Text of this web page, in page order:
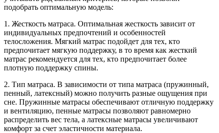
подобрать оптимальную модель:
1. Жесткость матраса. Оптимальная жесткость зависит от
индивидуальных предпочтений и особенностей
телосложения. Мягкий матрас подойдет для тех, кто
предпочитает мягкую поддержку, в то время как жесткий
матрас рекомендуется для тех, кто предпочитает более
плотную поддержку спины.
2. Тип матраса. В зависимости от типа матраса (пружинный,
пенный, латексный) можно получить разные ощущения при
сне. Пружинные матрасы обеспечивают отличную поддержку
и вентиляцию, пенные матрасы позволяют равномерно
распределить вес тела, а латексные матрасы увеличивают
комфорт за счет эластичности материала.